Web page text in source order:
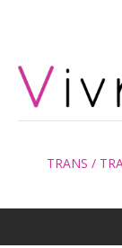
TRANS /